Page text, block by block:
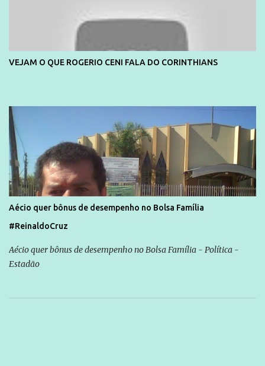
VEJAM O QUE ROGERIO CENI FALA DO CORINTHIANS
Aécio quer bônus de desempenho no Bolsa Família
#ReinaldoCruz
Aécio quer bônus de desempenho no Bolsa Família - Política -
Estadão